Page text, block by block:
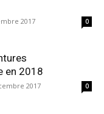
2017 0
en 2018
2017 0